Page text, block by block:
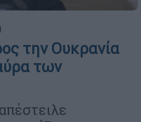
την Ουκρανία
των